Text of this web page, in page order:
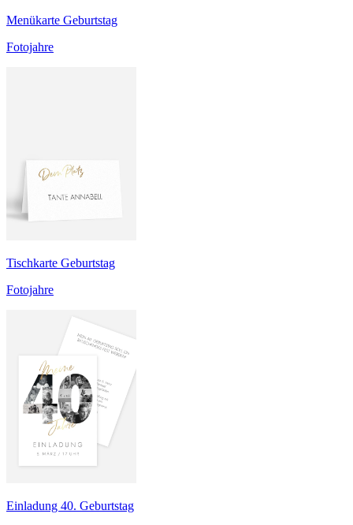
Menükarte Geburtstag
Fotojahre
Tischkarte Geburtstag
Fotojahre
Einladung 40. Geburtstag